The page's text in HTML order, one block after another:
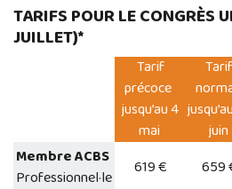
TARIFS POUR LE CONGRÈS
JUILLET)*
Tarif
précoce
jusqu’au 4
mai
Tarif
juin
Membre ACBS
Professionnel·le
619 € 659